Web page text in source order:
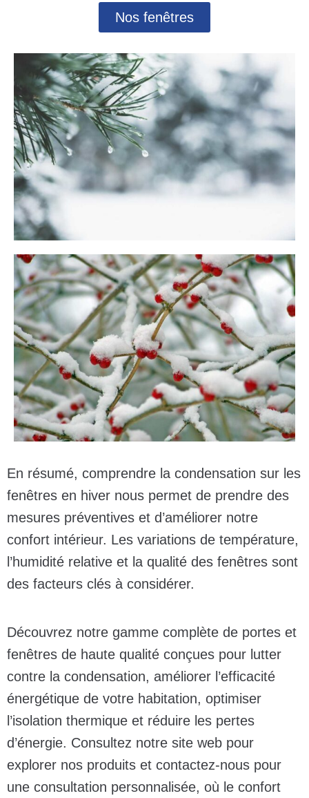
Nos fenêtres
En résumé, comprendre la condensation sur les
fenêtres en hiver nous permet de prendre des
mesures préventives et d’améliorer notre
confort intérieur. Les variations de température,
l’humidité relative et la qualité des fenêtres sont
des facteurs clés à considérer.
Découvrez notre gamme complète de portes et
fenêtres de haute qualité conçues pour lutter
contre la condensation, améliorer l’efficacité
énergétique de votre habitation, optimiser
l’isolation thermique et réduire les pertes
d’énergie. Consultez notre site web pour
explorer nos produits et contactez-nous pour
une consultation personnalisée, où le confort